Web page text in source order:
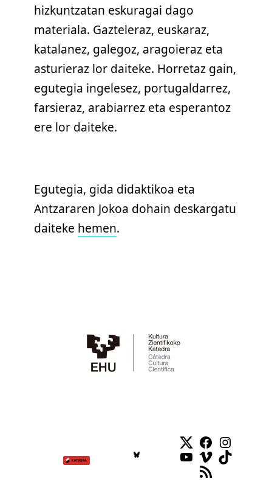
hizkuntzatan eskuragai dago
materiala. Gazteleraz, euskaraz,
katalanez, galegoz, aragoieraz eta
asturieraz lor daiteke. Horretaz gain,
egutegia ingelesez, portugaldarrez,
farsieraz, arabiarrez eta esperantoz
ere lor daiteke.
Egutegia, gida didaktikoa eta
Antzararen Jokoa dohain deskargatu
daiteke hemen.
Twitter
Facebook
YouTube
VimeoTikTok
RSS Feed